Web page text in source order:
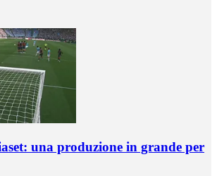
una produzione in grande per